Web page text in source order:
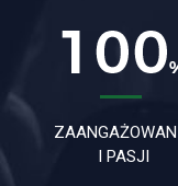
I PASJI